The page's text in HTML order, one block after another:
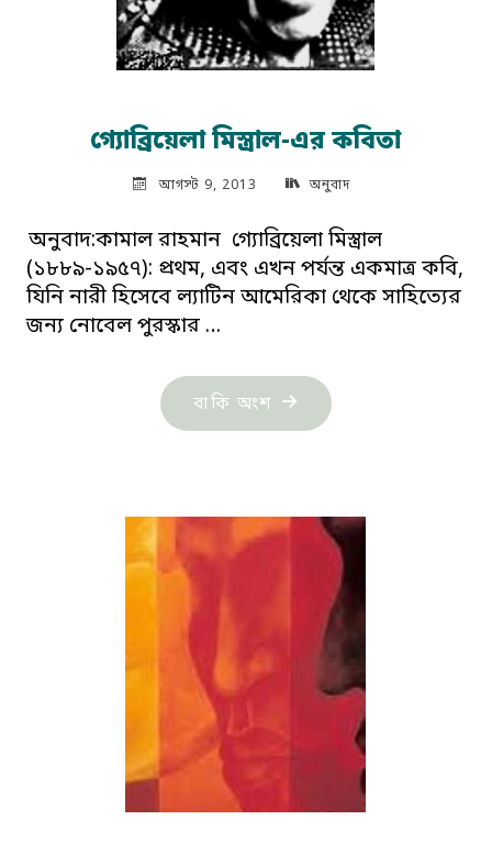
গ্যোব্রিয়েলা মিস্ত্রাল-এর কবিতা
আগস্ট 9, 2013 অনুবাদ
অনুবাদ:কামাল রাহমান গ্যোব্রিয়েলা মিস্ত্রাল
(১৮৮৯-১৯৫৭): প্রথম, এবং এখন পর্যন্ত একমাত্র কবি,
যিনি নারী হিসেবে ল্যাটিন আমেরিকা থেকে সাহিত্যের
জন্য নোবেল পুরস্কার …
বাকি অংশ "গ্যোব্রিয়েলা
মিস্ত্রাল-